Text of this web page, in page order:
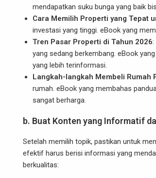
mendapatkan suku bunga yang baik
Cara Memilih Properti yang Tepat
investasi yang tinggi. eBook yang
Tren Pasar Properti di Tahun 2026:
yang sedang berkembang. eBook
yang lebih terinformasi.
Langkah-langkah Membeli Rumah
rumah. eBook yang membahas
sangat berharga.
b. Buat Konten yang Informatif
Setelah memilih topik, pastikan untuk
efektif harus berisi informasi yang
berkualitas: